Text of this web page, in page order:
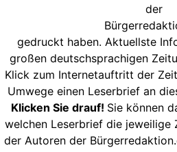
der
gedruckt haben. Aktuellste
großen deutschsprachigen
Klick zum Internetauftritt der
Umwege einen Leserbrief an
Klicken Sie drauf! Sie können
welchen Leserbrief die
der Autoren der